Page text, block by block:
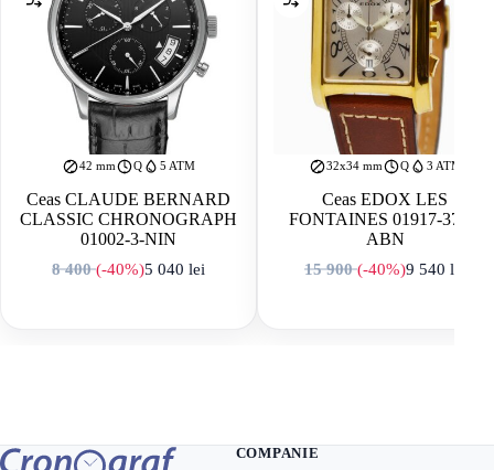
42 mm Q 5 ATM
Ceas CLAUDE BERNARD
CLASSIC CHRONOGRAPH
01002-3-NIN
8 400(-40%)
Prețul inițial a fost: 8 400 lei.
5 040 lei
Prețul curent este: 5 040 lei.
32x34 mm Q 3 ATM
Ceas EDOX LES
FONTAINES 01917-37JP-
ABN
15 900(-40%)
Prețul inițial a
9 540 lei
Prețul curent
COMPANIE